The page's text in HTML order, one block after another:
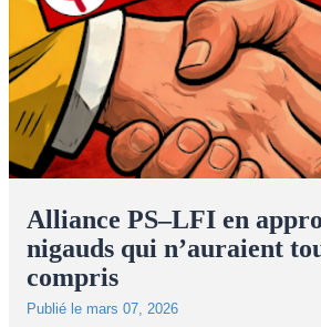
Alliance PS–LFI en
nigauds qui n’auraient
compris
Publié le mars 07, 2026